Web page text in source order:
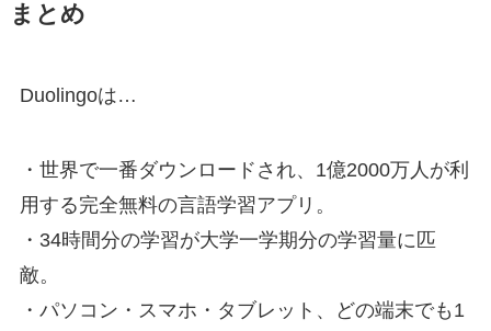
まとめ
Duolingoは…
・世界で一番ダウンロードされ、1億2000万人が利
用する完全無料の言語学習アプリ。
・ 34時間分の学習が大学一学期分の学習量に匹
敵。
・パソコン・スマホ・タブレット、どの端末でも1